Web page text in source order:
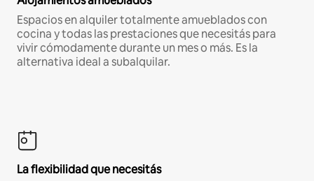
Espacios en alquiler totalmente amueblados con
cocina y todas las prestaciones que necesitás para
vivir cómodamente durante un mes o más. Es la
alternativa ideal a subalquilar.
La flexibilidad que necesitás